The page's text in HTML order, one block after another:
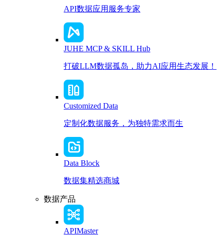
API数据应用服务专家
JUHE MCP & SKILL Hub
打破LLM数据孤岛，助力AI应用生态发展！
Customized Data
定制化数据服务，为独特需求而生
Data Block
数据集精选商城
数据产品
APIMaster